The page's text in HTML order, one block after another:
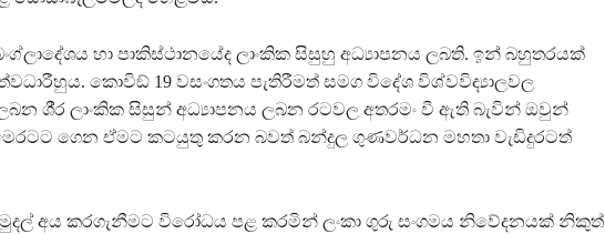
හා පාකිස්ථානයේද ලාංකික සිසුහු අධ්‍යාපනය ලබති. ඉන් බහුතරයක්
කොවිඞ් 19 වසංගතය පැතිරීමත් සමග විදේශ විශ්වවිද්‍යාලවල
ශී‍්‍ර ලාංකික සිසුන් අධ්‍යාපනය ලබන රටවල අතරමං වී ඇති බැවින් ඔවුන්
ගෙන ඒමට කටයුතු කරන බවත් බන්දුල ගුණවර්ධන මහතා වැඩිදුරටත්
අය කරගැනීමට විරෝධය පළ කරමින් ලංකා ගුරු සංගමය නිවේදනයක් නිකුත්